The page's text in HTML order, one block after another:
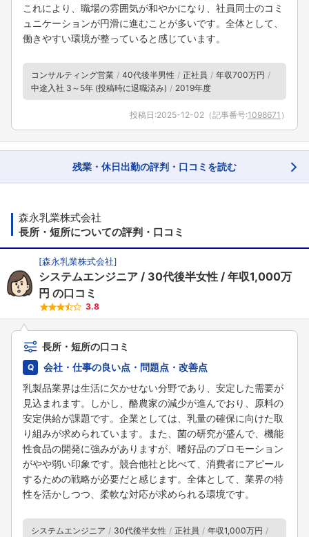
これにより、職場の雰囲気が和やかになり、社員同士のコミ
ュニケーションが円滑に進むことが多いです。全体として、
働きやすい環境が整っていると感じています。
コンサルティング営業 40代後半男性 正社員
年収700万円
中途入社 3～5年 (投稿時に退職済み)
2019年度
投稿日:2025-12-02 （記事番号:1098671 ）
残業・休日出勤の評判・口コミを読む
森永乳業株式会社
長所・短所についての評判・口コミ
[森永乳業株式会社]
システムエンジニア 30代後半女性
年収1,000万
円 の口コミ
3.8
長所・短所の口コミ
会社・仕事の良い点・問題点・改善点
乳製品業界は生活に欠かせない分野であり、安定した需要が
見込まれます。しかし、酪農家の減少が進んでおり、原料の
安定供給が課題です。企業としては、乳量の確保に向けた取
り組みが求められています。また、菌の研究が盛んで、機能
性食品の開発に強みがありますが、嗜好品のプロモーション
がやや弱い印象です。競合他社と比べて、消費者にアピール
するための戦略が必要だと感じます。全体として、業界の特
性を活かしつつ、柔軟な対応が求められる環境です。
システムエンジニア 30代後半女性 正社員
年収1,000万円